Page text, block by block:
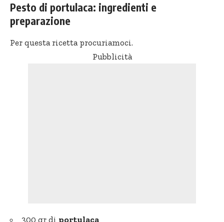
Pesto di portulaca: ingredienti e
preparazione
Per questa ricetta procuriamoci.
Pubblicità
300 gr di portulaca